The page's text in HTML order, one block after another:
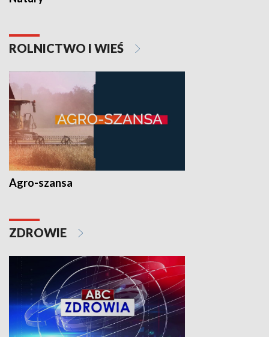
ROLNICTWO I WIEŚ
Agro-szansa
ZDROWIE